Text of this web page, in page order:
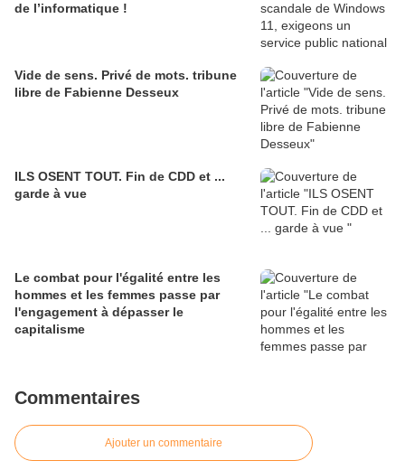
de l’informatique !
Vide de sens. Privé de mots. tribune
libre de Fabienne Desseux
ILS OSENT TOUT. Fin de CDD et ...
garde à vue
Le combat pour l'égalité entre les
hommes et les femmes passe par
l'engagement à dépasser le
capitalisme
Commentaires
Ajouter un commentaire